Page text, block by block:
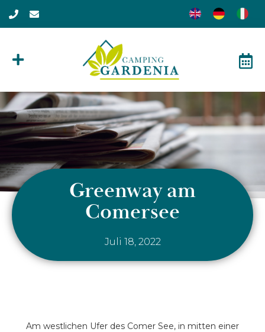
Greenway am
Comersee
Juli 18, 2022
Am westlichen Ufer des Comer See, in mitten einer